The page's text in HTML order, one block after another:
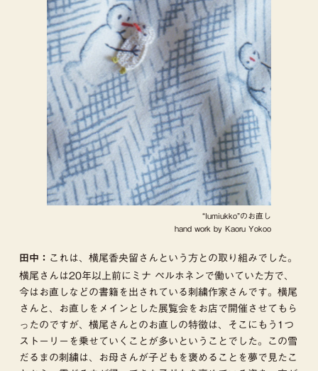
“lumiukko”のお直し
hand work by Kaoru Yokoo
田中： これは、横尾香央留さんという方との取り組みでした。
横尾さんは20年以上前にミナ ペルホネンで働いていた方で、
今はお直しなどの書籍を出されている刺繍作家さんです。横尾
さんと、お直しをメインとした展覧会をお店で開催させてもら
ったのですが、横尾さんとのお直しの特徴は、そこにもう1つ
ストーリーを乗せていくことが多いということでした。この雪
だるまの刺繍は、お母さんが子どもを褒めることを夢で見たこ